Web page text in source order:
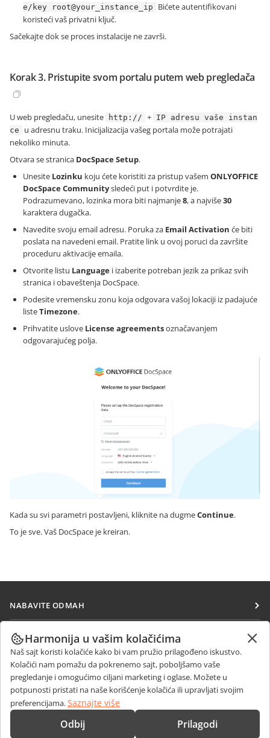
e/key root@your_instance_ip
Bićete autentifikovani
koristeći vaš privatni ključ.
Sačekajte dok se proces instalacije ne završi.
Korak 3. Pristupite svom portalu putem web pregledača
U web pregledaču, unesite http:// + IP adresu vaše instan
ce
u adresnu traku. Inicijalizacija vašeg portala može potrajati
nekoliko minuta.
Otvara se stranica DocSpace Setup.
Unesite Lozinku koju ćete koristiti za pristup vašem ONLYOFFICE
DocSpace Communitysledeći put i potvrdite je.
Podrazumevano, lozinka mora biti najmanje8, a najviše30
karaktera dugačka.
Navedite svoju email adresu. Poruka za Email Activation će biti
poslata na navedeni email. Pratite link u ovoj poruci da završite
proceduru aktivacije emaila.
Otvorite listu Language i izaberite potreban jezik za prikaz svih
stranica i obaveštenja DocSpace.
Podesite vremensku zonu koja odgovara vašoj lokaciji iz padajuće
listeTimezone.
Prihvatite uslove License agreementsoznačavanjem
odgovarajućeg polja.
Kada su svi parametri postavljeni, kliknite na dugmeContinue.
To je sve. Vaš DocSpace je kreiran.
NABAVITE ODMAH
Docs
DocSpace
Workspace
Konektori
Desktop aplikacije
Mobilne aplikacije
SARAĐUJTE
Za doprinosioce
Za prevodioce
Za influensere
Slobodna radna mesta
PRIMAJTE VESTI
Blog
DOBIJTE POMOĆ
Forum
KONTAKTIRAJTE NAS
Harmonija u vašim kolačićima
Naš sajt koristi kolačiće kako bi vam pružio prilagođeno iskustvo.
Kolačići nam pomažu da pokrenemo sajt, poboljšamo vaše
pregledanje i omogućimo ciljani marketing i oglase. Možete u
potpunosti pristati na naše korišćenje kolačića ili upravljati svojim
preferencijama.Saznajte više
Odbij Prilagodi